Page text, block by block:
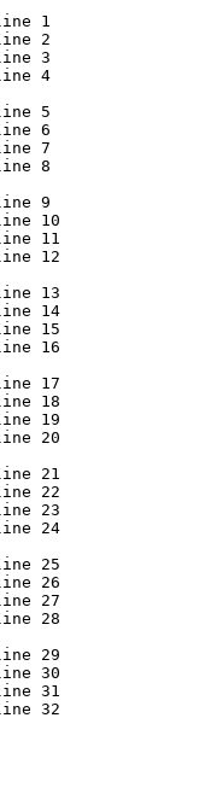
1
2
3
4
5
6
7
8
9
10
11
12
13
14
15
16
17
18
19
20
21
22
23
24
25
26
27
28
29
30
31
32